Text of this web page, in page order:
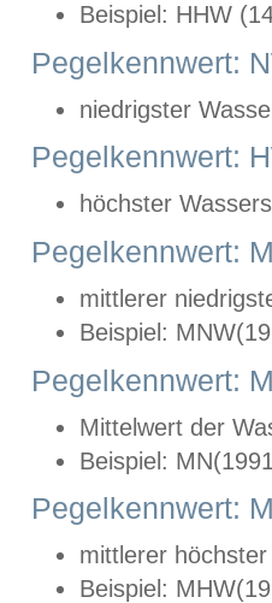
Beispiel: HHW
Pegelkennwert:
niedrigster
Pegelkennwert:
höchster
Pegelkennwert:
mittlerer
Beispiel:
Pegelkennwert:
Mittelwert der
Beispiel:
Pegelkennwert:
mittlerer
Beispiel: